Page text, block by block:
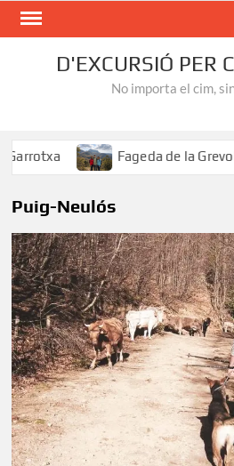
Skip
D'EXCURSIÓ PER
No importa el cim,
Fageda de la
Puig-Neulós